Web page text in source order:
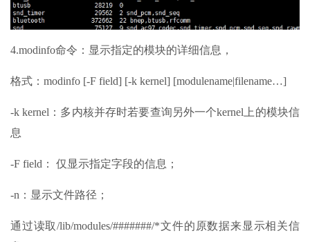
4.modinfo命令：显示指定的模块的详细信息，
格式：modinfo [-F field] [-k kernel] [modulename|filename…]
-k kernel：多内核并存时若要查询另外一个kernel上的模块信
息
-F field： 仅显示指定字段的信息；
-n：显示文件路径；
通过读取/lib/modules/#######/*文件的原数据来显示相关信